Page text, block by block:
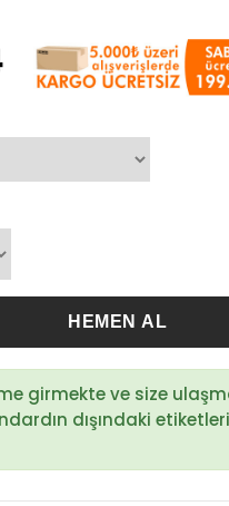
girmekte ve size
dışındaki